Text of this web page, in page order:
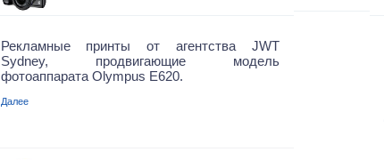
Рекламные принты от агентства JWT
Sydney, продвигающие модель
фотоаппарата Olympus E620.
Далее